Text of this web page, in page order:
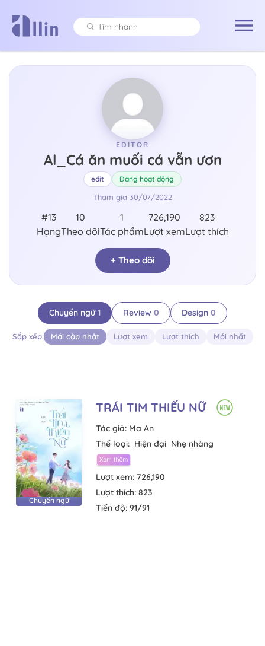
EDITOR
Al_Cá ăn muối cá vẫn ươn
edit Đang hoạt động
Tham gia 30/07/2022
#13
Hạng
10
Theo dõi
1
Tác phẩm
726,190
Lượt xem
823
Lượt thích
+ Theo dõi
Chuyển ngữ 1 Review 0 Design 0
Sắp xếp: Mới cập nhật Lượt xem Lượt thích Mới nhất
Chuyển ngữ
TRÁI TIM THIẾU NỮ
Tác giả: Ma An
Thể loại: Hiện đại Nhẹ nhàng
Lượt xem: 726,190
Lượt thích: 823
Tiến độ: 91/91